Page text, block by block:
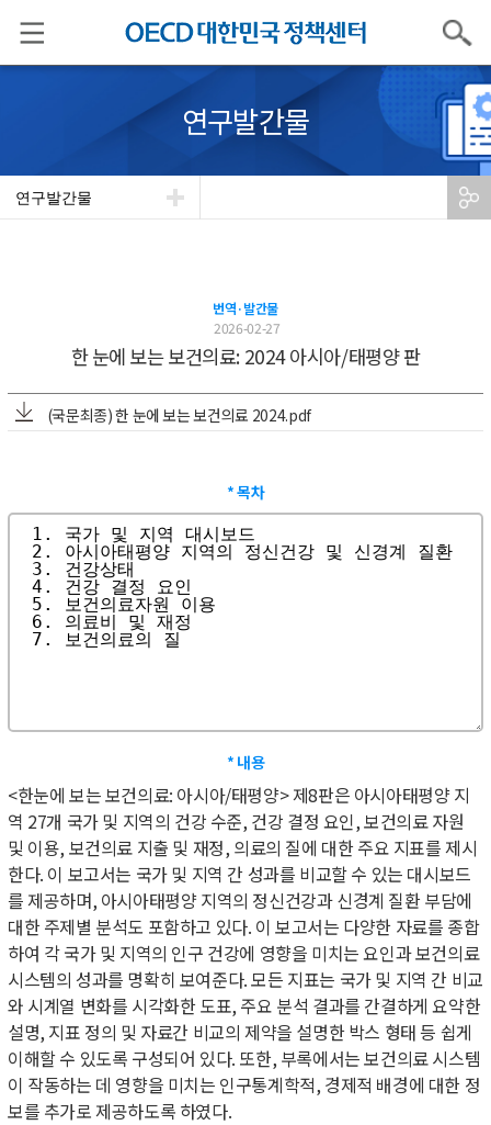
검색
연구발간물
연구발간물
번역·발간물
2026-02-27
한 눈에 보는 보건의료: 2024 아시아/태평양 판
(국문최종) 한 눈에 보는 보건의료 2024.pdf
* 목차
* 내용
<한눈에 보는 보건의료: 아시아/태평양> 제8판은 아시아태평양 지
역 27개 국가 및 지역의 건강 수준, 건강 결정 요인, 보건의료 자원
및 이용, 보건의료 지출 및 재정, 의료의 질에 대한 주요 지표를 제시
한다. 이 보고서는 국가 및 지역 간 성과를 비교할 수 있는 대시보드
를 제공하며, 아시아태평양 지역의 정신건강과 신경계 질환 부담에
대한 주제별 분석도 포함하고 있다. 이 보고서는 다양한 자료를 종합
하여 각 국가 및 지역의 인구 건강에 영향을 미치는 요인과 보건의료
시스템의 성과를 명확히 보여준다. 모든 지표는 국가 및 지역 간 비교
와 시계열 변화를 시각화한 도표, 주요 분석 결과를 간결하게 요약한
설명, 지표 정의 및 자료간 비교의 제약을 설명한 박스 형태 등 쉽게
이해할 수 있도록 구성되어 있다. 또한, 부록에서는 보건의료 시스템
이 작동하는 데 영향을 미치는 인구통계학적, 경제적 배경에 대한 정
보를 추가로 제공하도록 하였다.